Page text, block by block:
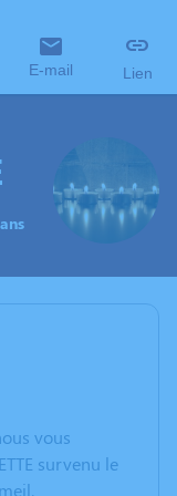
E-mail Lien
vous
survenu le